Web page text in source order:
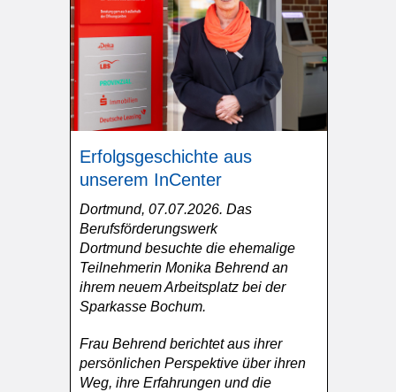
Erfolgsgeschichte aus
unserem InCenter
Dortmund, 07.07.2026. Das
Berufsförderungswerk
Dortmund besuchte die ehemalige
Teilnehmerin Monika Behrend an
ihrem neuem Arbeitsplatz bei der
Sparkasse Bochum.
Frau Behrend berichtet aus ihrer
persönlichen Perspektive über ihren
Weg, ihre Erfahrungen und die